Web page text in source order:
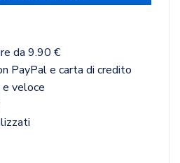
da 9.90 €
PayPal e carta di credito
veloce